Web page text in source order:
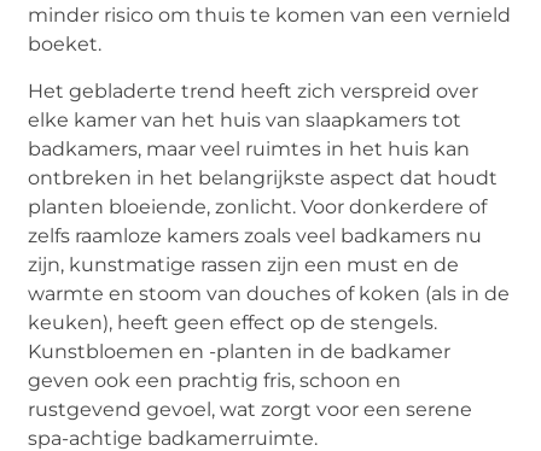
minder risico om thuis te komen van een vernield
boeket.
Het gebladerte trend heeft zich verspreid over
elke kamer van het huis van slaapkamers tot
badkamers, maar veel ruimtes in het huis kan
ontbreken in het belangrijkste aspect dat houdt
planten bloeiende, zonlicht. Voor donkerdere of
zelfs raamloze kamers zoals veel badkamers nu
zijn, kunstmatige rassen zijn een must en de
warmte en stoom van douches of koken (als in de
keuken), heeft geen effect op de stengels.
Kunstbloemen en -planten in de badkamer
geven ook een prachtig fris, schoon en
rustgevend gevoel, wat zorgt voor een serene
spa-achtige badkamerruimte.